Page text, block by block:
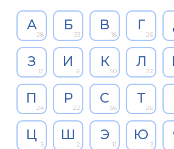
А
28
Б
33
В
18
Г
26
З
12
И
6
К
50
Л
22
П
24
Р
22
С
56
Т
26
Ц
5
Ш
2
Э
11
Ю
3